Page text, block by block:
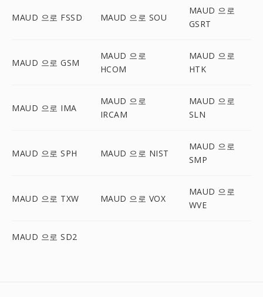
MAUD 으로 FSSD MAUD 으로 SOU
MAUD 으로
GSRT
MAUD 으로 GSM
MAUD 으로
HCOM
MAUD 으로
HTK
MAUD 으로 IMA
MAUD 으로
IRCAM
MAUD 으로
SLN
MAUD 으로 SPH MAUD 으로 NIST
MAUD 으로
SMP
MAUD 으로 TXW MAUD 으로 VOX
MAUD 으로
WVE
MAUD 으로 SD2